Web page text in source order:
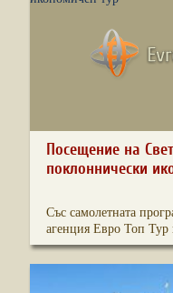
Посещение на
поклоннически
Със самолетната
агенция Евро Топ